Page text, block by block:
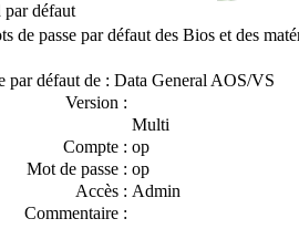
par défaut
de passe par défaut des Bios et des
par défaut de : Data General AOS/VS
Version :
Multi
Compte : op
Mot de passe : op
Accès : Admin
Commentaire :